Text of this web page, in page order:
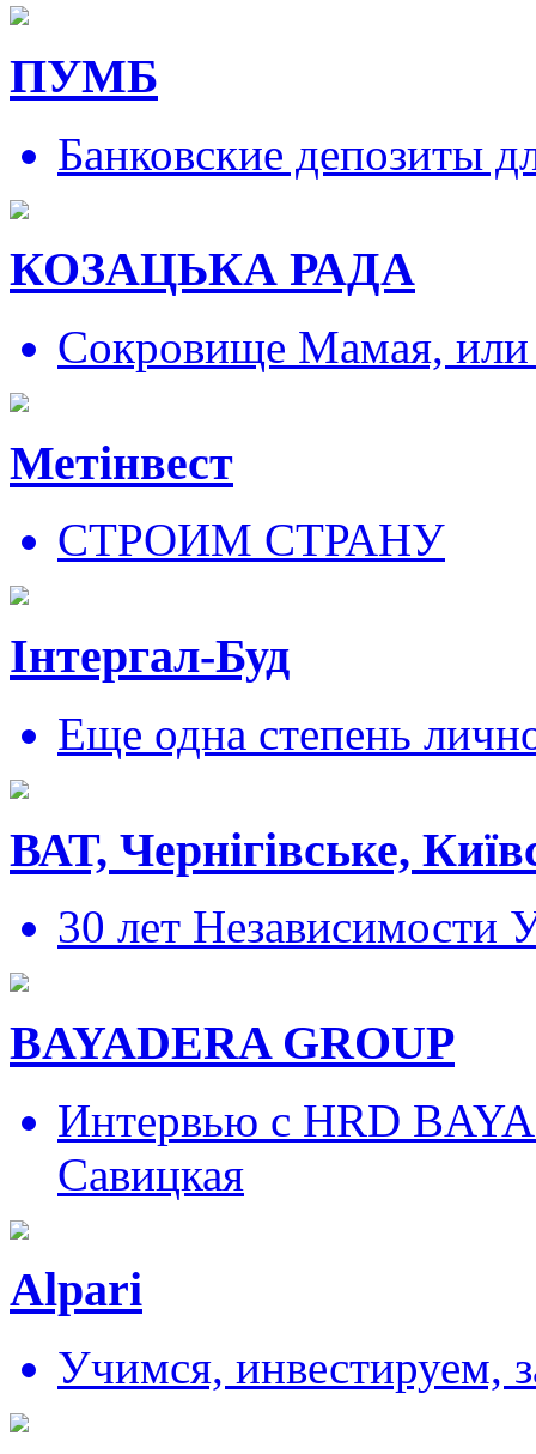
ПУМБ
Банковские депозиты
КОЗАЦЬКА РАДА
Сокровище Мамая, или
Метінвест
СТРОИМ СТРАНУ
Інтергал-Буд
Еще одна степень
ВАТ, Чернігівське,
30 лет Независимости
BAYADERA GROUP
Интервью с HRD
Савицкая
Alpari
Учимся, инвестируем,